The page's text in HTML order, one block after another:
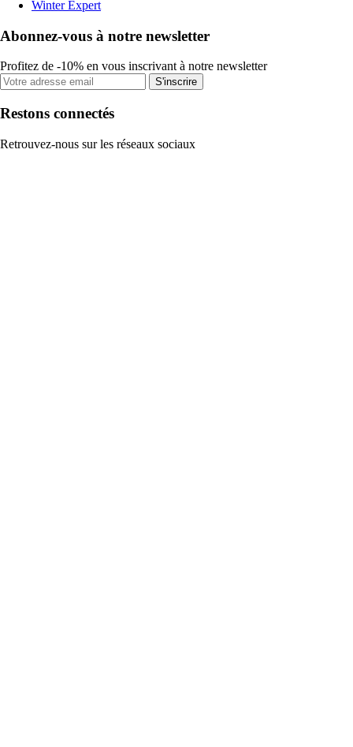
Winter Expert
Abonnez-vous à notre newsletter
Profitez de -10% en vous inscrivant à notre newsletter
S'inscrire
Restons connectés
Retrouvez-nous sur les réseaux sociaux